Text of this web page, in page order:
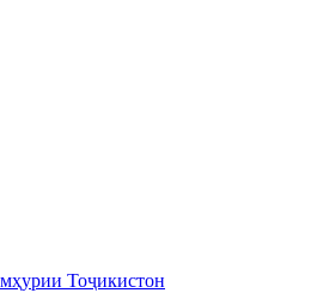
Тоҷикистон